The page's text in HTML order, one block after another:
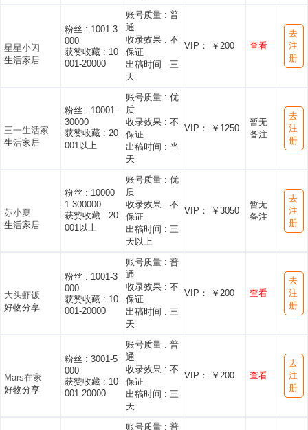
星星小闪
生活家居
粉丝 : 1001-3
000
获赞收藏 : 10
001-20000
账号质量 : 普
通
收录效果 : 不
保证
出稿时间 : 三
天
VIP： ￥200 查看
去
注
册
三一生活家
生活家居
粉丝 : 10001-
30000
获赞收藏 : 20
001以上
账号质量 : 优
质
收录效果 : 不
保证
出稿时间 : 当
天
VIP： ￥1250
暂无
备注
去
注
册
苏小夏
生活家居
粉丝 : 10000
1-300000
获赞收藏 : 20
001以上
账号质量 : 优
质
收录效果 : 不
保证
出稿时间 : 三
天以上
VIP： ￥3050
暂无
备注
去
注
册
大头虾饭
好物分享
粉丝 : 1001-3
000
获赞收藏 : 10
001-20000
账号质量 : 普
通
收录效果 : 不
保证
出稿时间 : 三
天
VIP： ￥200 查看
去
注
册
Mars在家
好物分享
粉丝 : 3001-5
000
获赞收藏 : 10
001-20000
账号质量 : 普
通
收录效果 : 不
保证
出稿时间 : 三
天
VIP： ￥200 查看
去
注
册
账号质量 : 普